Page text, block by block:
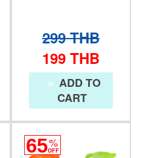
299 THB
199 THB
ADD TO
CART
65%
OFF